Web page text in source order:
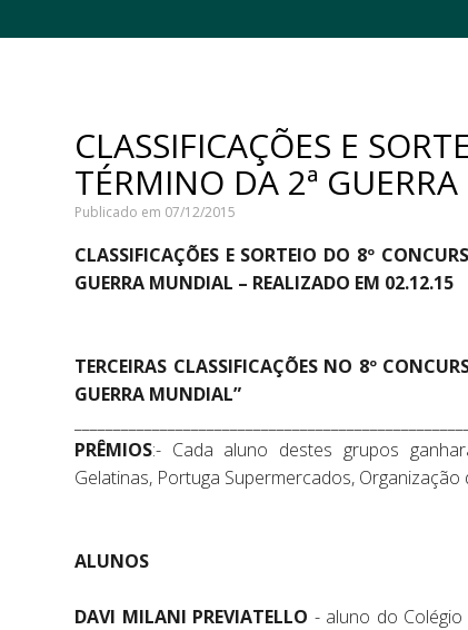
CLASSIFICAÇÕES E
TÉRMINO DA 2ª
Publicado em 07/12/2015
CLASSIFICAÇÕES E SORTEIO DO 8º
GUERRA MUNDIAL – REALIZADO EM 02.12.15
TERCEIRAS CLASSIFICAÇÕES NO 8º
GUERRA MUNDIAL”
PRÊMIOS:- Cada aluno destes grupos
Gelatinas, Portuga Supermercados,
ALUNOS
DAVI MILANI PREVIATELLO - aluno do